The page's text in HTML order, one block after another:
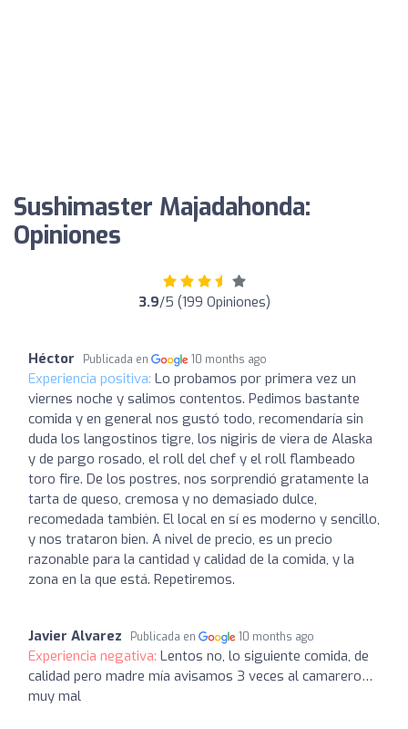
Sushimaster Majadahonda:
Opiniones
3.9/5 (199 Opiniones)
Héctor Publicada en 10 months ago
Experiencia positiva: Lo probamos por primera vez un
viernes noche y salimos contentos. Pedimos bastante
comida y en general nos gustó todo, recomendaría sin
duda los langostinos tigre, los nigiris de viera de Alaska
y de pargo rosado, el roll del chef y el roll flambeado
toro fire. De los postres, nos sorprendió gratamente la
tarta de queso, cremosa y no demasiado dulce,
recomedada también. El local en sí es moderno y sencillo,
y nos trataron bien. A nivel de precio, es un precio
razonable para la cantidad y calidad de la comida, y la
zona en la que está. Repetiremos.
Javier Alvarez Publicada en 10 months ago
Experiencia negativa: Lentos no, lo siguiente comida, de
calidad pero madre mía avisamos 3 veces al camarero…
muy mal